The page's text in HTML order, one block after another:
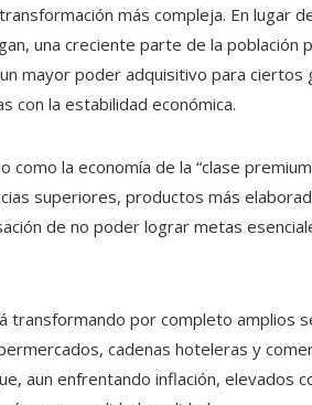
más compleja. En lugar
una creciente parte de la población
mayor poder adquisitivo para
con la estabilidad económica.
la economía de la “clase
superiores, productos más
de no poder lograr metas
transformando por completo amplios
cadenas hoteleras y
aun enfrentando inflación, elevados